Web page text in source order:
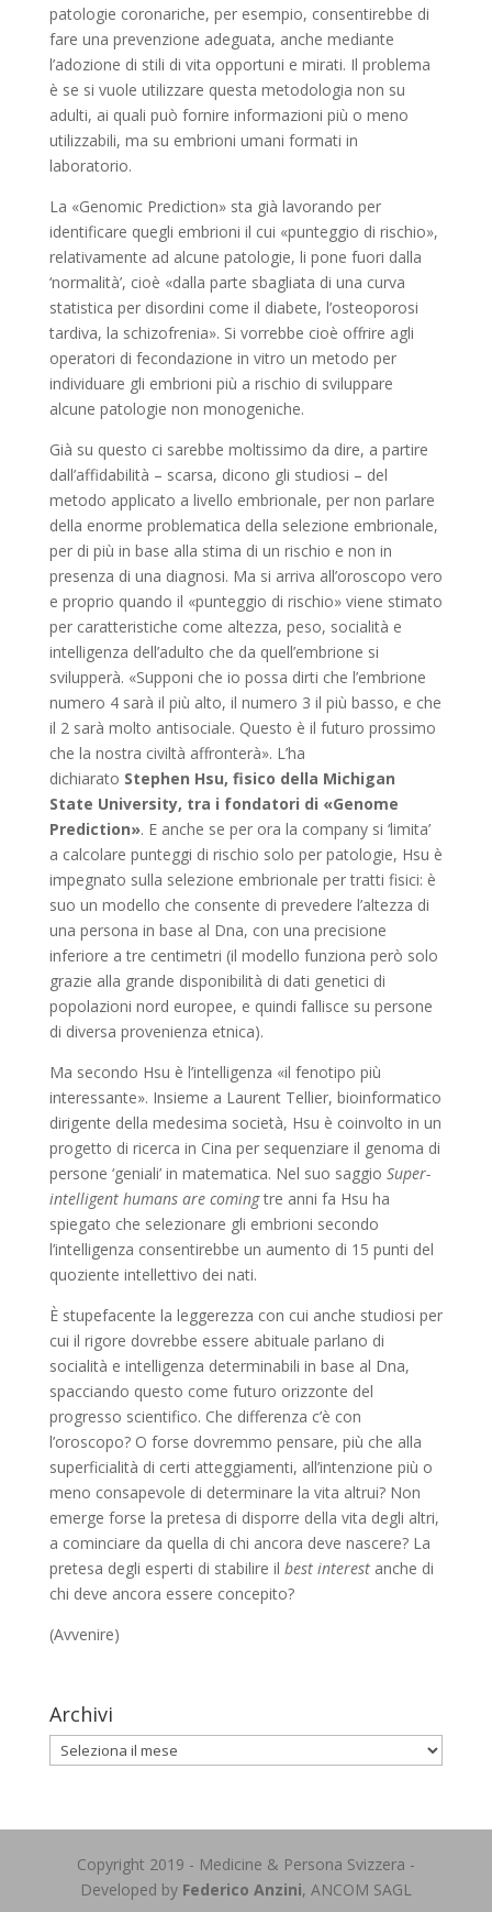
patologie coronariche, per esempio, consentirebbe di
fare una prevenzione adeguata, anche mediante
l’adozione di stili di vita opportuni e mirati. Il problema
è se si vuole utilizzare questa metodologia non su
adulti, ai quali può fornire informazioni più o meno
utilizzabili, ma su embrioni umani formati in
laboratorio.
La «Genomic Prediction» sta già lavorando per
identificare quegli embrioni il cui «punteggio di rischio»,
relativamente ad alcune patologie, li pone fuori dalla
‘normalità’, cioè «dalla parte sbagliata di una curva
statistica per disordini come il diabete, l’osteoporosi
tardiva, la schizofrenia». Si vorrebbe cioè offrire agli
operatori di fecondazione in vitro un metodo per
individuare gli embrioni più a rischio di sviluppare
alcune patologie non monogeniche.
Già su questo ci sarebbe moltissimo da dire, a partire
dall’affidabilità – scarsa, dicono gli studiosi – del
metodo applicato a livello embrionale, per non parlare
della enorme problematica della selezione embrionale,
per di più in base alla stima di un rischio e non in
presenza di una diagnosi. Ma si arriva all’oroscopo vero
e proprio quando il «punteggio di rischio» viene stimato
per caratteristiche come altezza, peso, socialità e
intelligenza dell’adulto che da quell’embrione si
svilupperà. «Supponi che io possa dirti che l’embrione
numero 4 sarà il più alto, il numero 3 il più basso, e che
il 2 sarà molto antisociale. Questo è il futuro prossimo
che la nostra civiltà affronterà». L’ha
dichiarato Stephen Hsu, fisico della Michigan
State University, tra i fondatori di «Genome
Prediction». E anche se per ora la company si ‘limita’
a calcolare punteggi di rischio solo per patologie, Hsu è
impegnato sulla selezione embrionale per tratti fisici: è
suo un modello che consente di prevedere l’altezza di
una persona in base al Dna, con una precisione
inferiore a tre centimetri (il modello funziona però solo
grazie alla grande disponibilità di dati genetici di
popolazioni nord europee, e quindi fallisce su persone
di diversa provenienza etnica).
Ma secondo Hsu è l’intelligenza «il fenotipo più
interessante». Insieme a Laurent Tellier, bioinformatico
dirigente della medesima società, Hsu è coinvolto in un
progetto di ricerca in Cina per sequenziare il genoma di
persone ‘geniali’ in matematica. Nel suo saggio Super-
intelligent humans are comingtre anni fa Hsu ha
spiegato che selezionare gli embrioni secondo
l’intelligenza consentirebbe un aumento di 15 punti del
quoziente intellettivo dei nati.
È stupefacente la leggerezza con cui anche studiosi per
cui il rigore dovrebbe essere abituale parlano di
socialità e intelligenza determinabili in base al Dna,
spacciando questo come futuro orizzonte del
progresso scientifico. Che differenza c’è con
l’oroscopo? O forse dovremmo pensare, più che alla
superficialità di certi atteggiamenti, all’intenzione più o
meno consapevole di determinare la vita altrui? Non
emerge forse la pretesa di disporre della vita degli altri,
a cominciare da quella di chi ancora deve nascere? La
pretesa degli esperti di stabilire il best interestanche di
chi deve ancora essere concepito?
(Avvenire)
Archivi
Archivi
Copyright 2019 - Medicine & Persona Svizzera -
Developed by Federico Anzini, ANCOM SAGL